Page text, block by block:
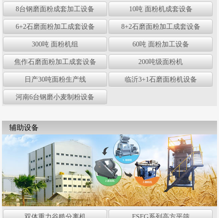
8台钢磨面粉成套加工设备 10吨 面粉机成套设备
6+2石磨面粉加工成套设备 8+2石磨面粉加工成套设备
300吨 面粉机组 60吨 面粉加工设备
焦作石磨面粉加工成套设备 200吨级面粉机
日产30吨面粉生产线 临沂3+1石磨面粉机设备
河南6台钢磨小麦制粉设备
辅助设备